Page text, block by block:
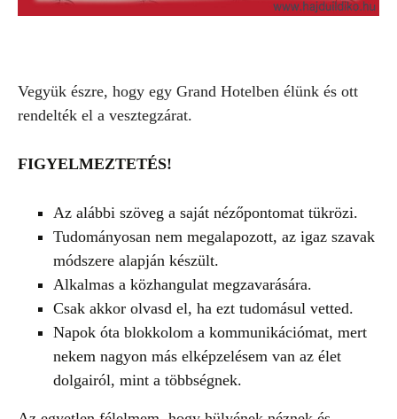
Vegyük észre, hogy egy Grand Hotelben élünk és ott
rendelték el a vesztegzárat.
FIGYELMEZTETÉS!
Az alábbi szöveg a saját nézőpontomat tükrözi.
Tudományosan nem megalapozott, az igaz szavak
módszere alapján készült.
Alkalmas a közhangulat megzavarására.
Csak akkor olvasd el, ha ezt tudomásul vetted.
Napok óta blokkolom a kommunikációmat, mert
nekem nagyon más elképzelésem van az élet
dolgairól, mint a többségnek.